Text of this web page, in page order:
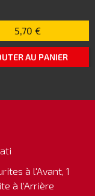
5,70 €
AU PANIER
à l'Avant, 1
à l'Arrière